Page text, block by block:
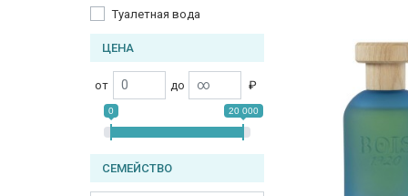
Туалетная вода
ЦЕНА
от до ₽
0 20 000
СЕМЕЙСТВО